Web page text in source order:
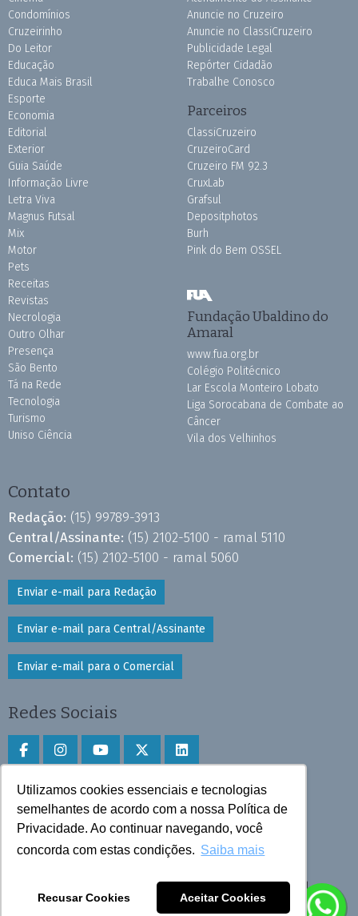
Utilizamos cookies essenciais e tecnologias
semelhantes de acordo com a nossa Política de
Privacidade. Ao continuar navegando, você
concorda com estas condições. Saiba mais
Recusar Cookies Aceitar Cookies
Condomínios
Cruzeirinho
Do Leitor
Educação
Educa Mais Brasil
Esporte
Economia
Editorial
Exterior
Guia Saúde
Informação Livre
Letra Viva
Magnus Futsal
Mix
Motor
Pets
Receitas
Revistas
Necrologia
Outro Olhar
Presença
São Bento
Tá na Rede
Tecnologia
Turismo
Uniso Ciência
Anuncie no Cruzeiro
Anuncie no ClassiCruzeiro
Publicidade Legal
Repórter Cidadão
Trabalhe Conosco
Parceiros
ClassiCruzeiro
CruzeiroCard
Cruzeiro FM 92.3
CruxLab
Grafsul
Depositphotos
Burh
Pink do Bem OSSEL
Fundação Ubaldino do
Amaral
www.fua.org.br
Colégio Politécnico
Lar Escola Monteiro Lobato
Liga Sorocabana de Combate ao
Câncer
Vila dos Velhinhos
Contato
Redação: (15) 99789-3913
Central/Assinante: (15) 2102-5100 - ramal 5110
Comercial: (15) 2102-5100 - ramal 5060
Enviar e-mail para Redação
Enviar e-mail para Central/Assinante
Enviar e-mail para o Comercial
Redes Sociais
Faça download do aplicativo
Play Store e App Store
Todos os direitos reservados © 2025 Cruzeiro do Sul